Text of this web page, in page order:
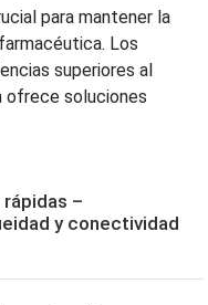
para mantener la
Los
superiores al
ofrece soluciones
–
y conectividad